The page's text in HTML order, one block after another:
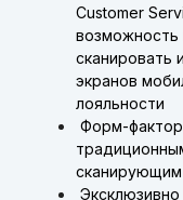
Customer
возможность
сканировать
экранов
лояльности
Форм-